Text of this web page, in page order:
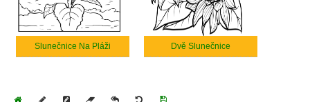
Slunečnice Na Pláži Dvě Slunečnice